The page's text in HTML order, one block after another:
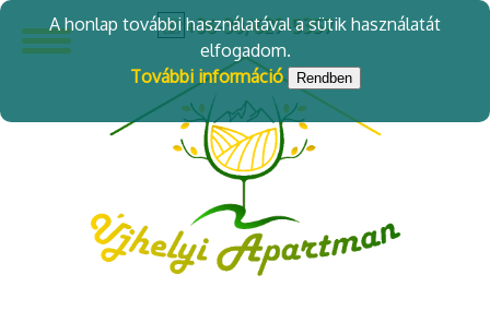
+36-30/629-5357
A honlap további használatával a sütik használatát
elfogadom.
További információ
Rendben